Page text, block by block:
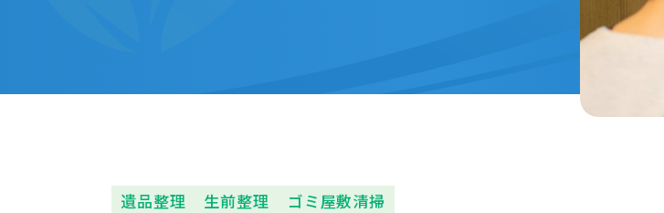
遺品整理 生前整理 ゴミ屋敷清掃